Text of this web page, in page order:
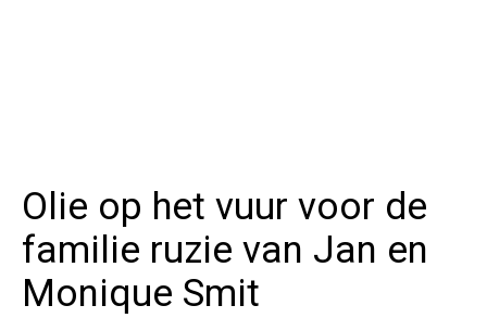
Olie op het vuur voor de
familie ruzie van Jan en
Monique Smit